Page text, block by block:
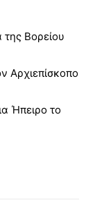
της Βορείου
Αρχιεπίσκοπο
Ήπειρο το